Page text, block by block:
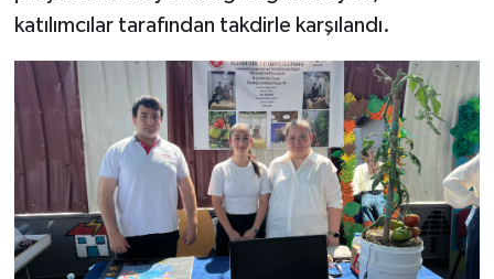
katılımcılar tarafından takdirle karşılandı.